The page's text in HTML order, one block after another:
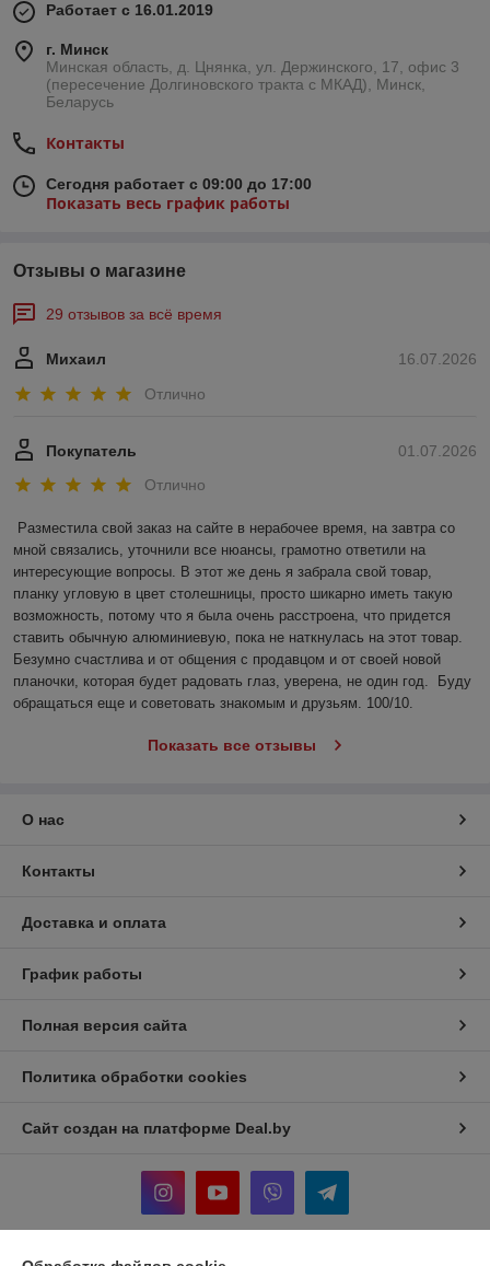
Работает с 16.01.2019
г. Минск
Минская область, д. Цнянка, ул. Держинского, 17, офис 3
(пересечение Долгиновского тракта с МКАД), Минск,
Беларусь
Контакты
Сегодня работает с 09:00 до 17:00
Показать весь график работы
Отзывы о магазине
29 отзывов за всё время
16.07.2026
Михаил
Отлично
01.07.2026
Покупатель
Отлично
Разместила свой заказ на сайте в нерабочее время, на завтра со
мной связались, уточнили все нюансы, грамотно ответили на
интересующие вопросы. В этот же день я забрала свой товар,
планку угловую в цвет столешницы, просто шикарно иметь такую
возможность, потому что я была очень расстроена, что придется
ставить обычную алюминиевую, пока не наткнулась на этот товар.
Безумно счастлива и от общения с продавцом и от своей новой
планочки, которая будет радовать глаз, уверена, не один год.  Буду
обращаться еще и советовать знакомым и друзьям. 100/10.
Показать все отзывы
О нас
Контакты
Доставка и оплата
График работы
Полная версия сайта
Политика обработки cookies
Сайт создан на платформе Deal.by